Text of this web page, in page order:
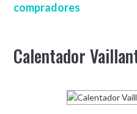
compradores
Calentador